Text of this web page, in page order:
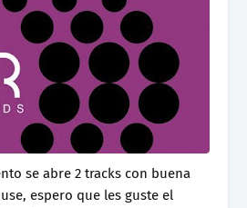
se abre 2 tracks con buena
espero que les guste el